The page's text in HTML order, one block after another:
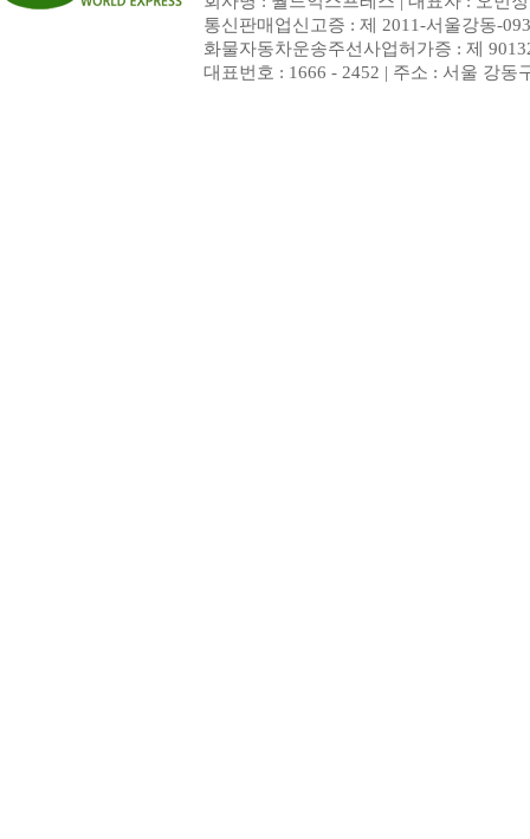
통신판매업신고증 : 제 2011-서울강동-
화물자동차운송주선사업허가증 : 제
대표번호 : 1666 - 2452 | 주소 : 서울 강동